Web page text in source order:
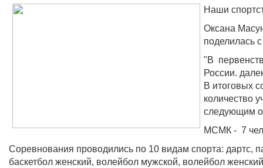
Наши
Оксана
поделилась
"В
России.
В итоговых
количество
следующим
МСМК - 7
Соревнования проводились по 10 видам спорта: дартс,
баскетбол женский, волейбол мужской, волейбол